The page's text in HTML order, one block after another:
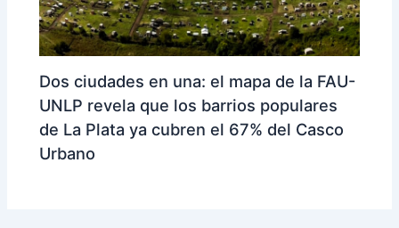
Dos ciudades en una: el mapa de la FAU-
UNLP revela que los barrios populares
de La Plata ya cubren el 67% del Casco
Urbano